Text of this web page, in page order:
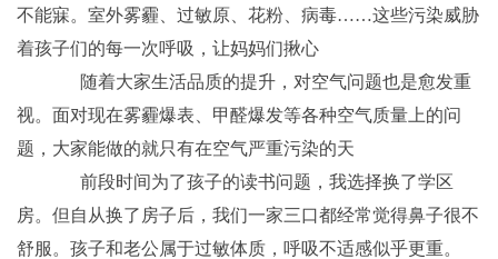
不能寐。室外雾霾、过敏原、花粉、病毒……这些污染威胁
着孩子们的每一次呼吸，让妈妈们揪心
随着大家生活品质的提升，对空气问题也是愈发重
视。面对现在雾霾爆表、甲醛爆发等各种空气质量上的问
题，大家能做的就只有在空气严重污染的天
前段时间为了孩子的读书问题，我选择换了学区
房。但自从换了房子后，我们一家三口都经常觉得鼻子很不
舒服。孩子和老公属于过敏体质，呼吸不适感似乎更重。